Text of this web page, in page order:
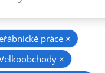
práce ×
×